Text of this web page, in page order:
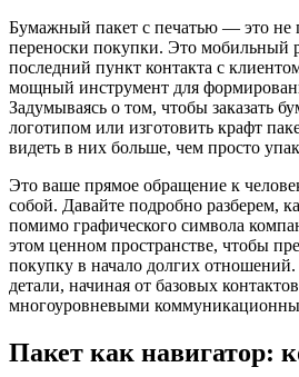
Бумажный пакет с печатью — это не
переноски покупки. Это мобильный
последний пункт контакта с
мощный инструмент для
Задумываясь о том, чтобы заказать
логотипом или изготовить крафт
видеть в них больше, чем просто
Это ваше прямое обращение к
собой. Давайте подробно разберем,
помимо графического символа
этом ценном пространстве, чтобы
покупку в начало долгих
детали, начиная от базовых
многоуровневыми
Пакет как навигатор: